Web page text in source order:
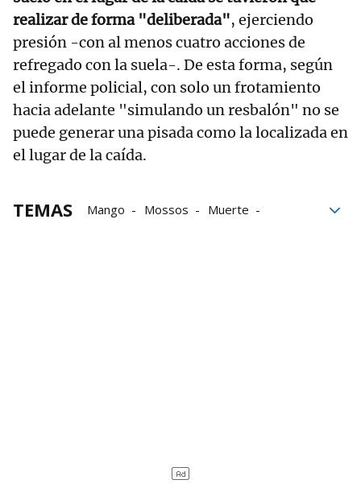
realizar de forma "deliberada", ejerciendo
presión -con al menos cuatro acciones de
refregado con la suela-. De esta forma, según
el informe policial, con solo un frotamiento
hacia adelante "simulando un resbalón" no se
puede generar una pisada como la localizada en
el lugar de la caída.
TEMAS Mango Mossos
Muerte